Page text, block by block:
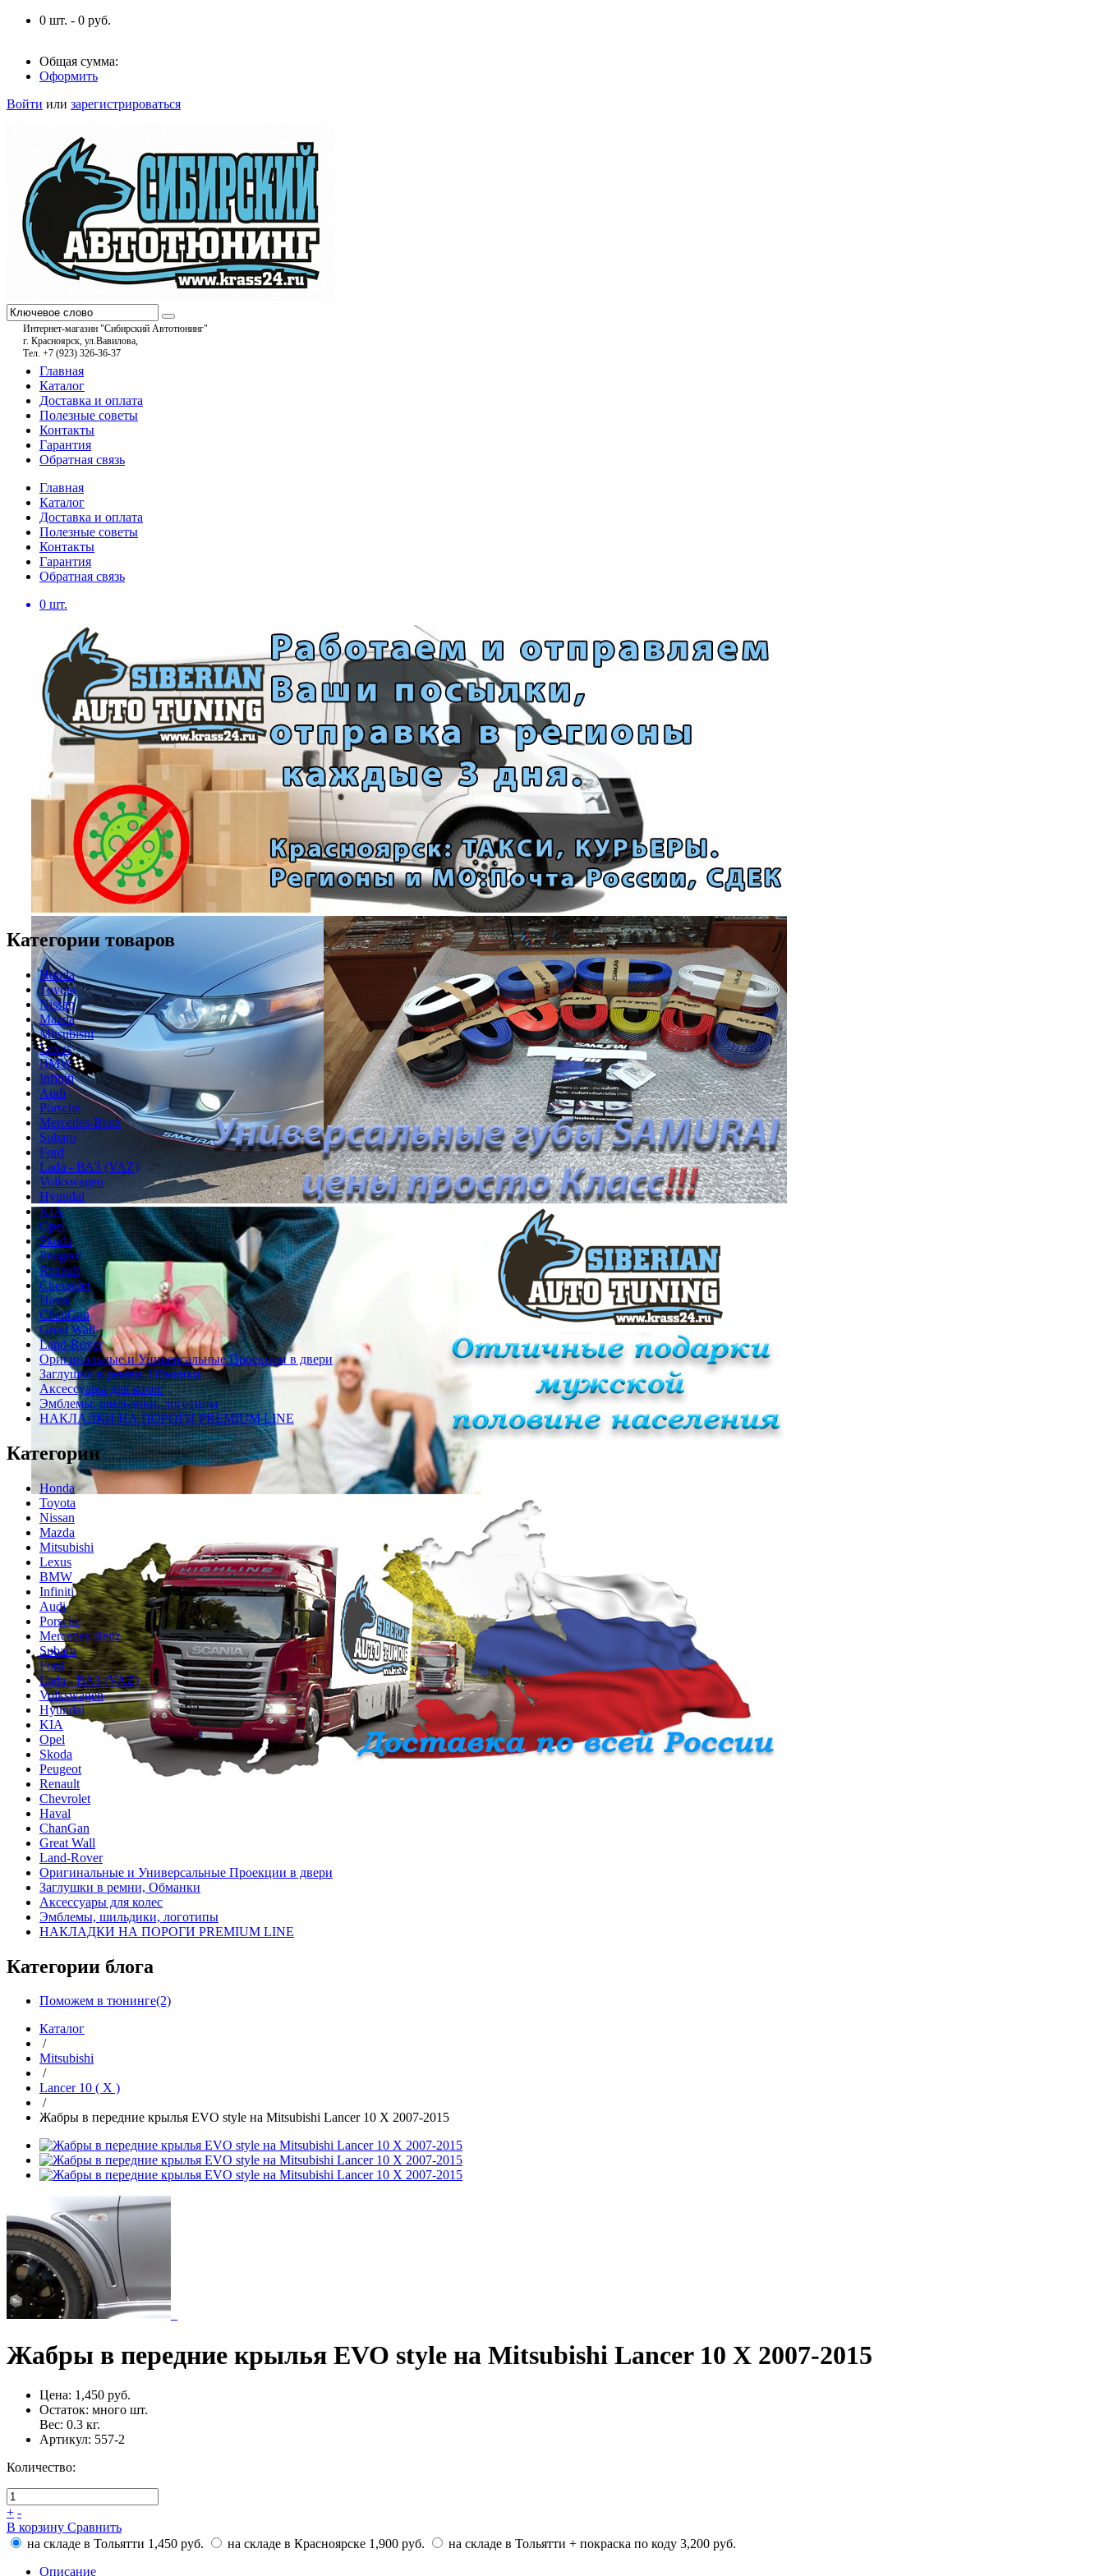
0 шт. - 0 руб.
Общая сумма:
Оформить
Войти или зарегистрироваться
Интернет-магазин "Сибирский Автотюнинг"
г. Красноярск, ул.Вавилова,
Тел. +7 (923) 326-36-37
Главная
Каталог
Доставка и оплата
Полезные советы
Контакты
Гарантия
Обратная связь
Главная
Каталог
Доставка и оплата
Полезные советы
Контакты
Гарантия
Обратная связь
0 шт.
Категории товаров
Honda
Toyota
Nissan
Mazda
Mitsubishi
Lexus
BMW
Infiniti
Audi
Porsche
Mercedes-Benz
Subaru
Ford
Lada - ВАЗ (VAZ)
Volkswagen
Hyundai
KIA
Opel
Skoda
Peugeot
Renault
Chevrolet
Haval
ChanGan
Great Wall
Land-Rover
Оригинальные и Универсальные Проекции в двери
Заглушки в ремни, Обманки
Аксессуары для колес
Эмблемы, шильдики, логотипы
НАКЛАДКИ НА ПОРОГИ PREMIUM LINE
Категории
Honda
Toyota
Nissan
Mazda
Mitsubishi
Lexus
BMW
Infiniti
Audi
Porsche
Mercedes-Benz
Subaru
Ford
Lada - ВАЗ (VAZ)
Volkswagen
Hyundai
KIA
Opel
Skoda
Peugeot
Renault
Chevrolet
Haval
ChanGan
Great Wall
Land-Rover
Оригинальные и Универсальные Проекции в двери
Заглушки в ремни, Обманки
Аксессуары для колес
Эмблемы, шильдики, логотипы
НАКЛАДКИ НА ПОРОГИ PREMIUM LINE
Категории блога
Поможем в тюнинге(2)
Каталог
/
Mitsubishi
/
Lancer 10 ( X )
/
Жабры в передние крылья EVO style на Mitsubishi Lancer 10 X 2007-2015
Жабры в передние крылья EVO style на Mitsubishi Lancer 10 X 2007-2015
Цена: 1,450 руб.
Остаток: много шт.
Вес: 0.3 кг.
Артикул: 557-2
Количество:
+ -
В корзину Сравнить
на складе в Тольятти 1,450 руб. на складе в Красноярске 1,900 руб. на складе в Тольятти + покраска по коду 3,200 руб.
Описание